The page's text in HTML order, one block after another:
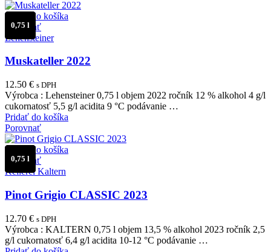
Pridať do košíka
Porovnať
Lehensteiner
Muskateller 2022
12.50 € s DPH
0,75 l
Výrobca : Lehensteiner 0,75 l objem 2022 ročník 12 % alkohol 4 g/l
cukornatosť 5,5 g/l acidita 9 °C podávanie …
Pridať do košíka
Porovnať
Pridať do košíka
Porovnať
Kellerei Kaltern
Pinot Grigio CLASSIC 2023
12.70 € s DPH
0,75 l
Výrobca : KALTERN 0,75 l objem 13,5 % alkohol 2023 ročník 2,5
g/l cukornatosť 6,4 g/l acidita 10-12 °C podávanie …